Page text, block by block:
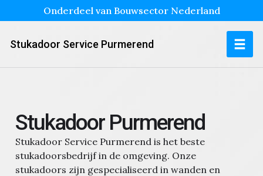
Onderdeel van Bouwsector Nederland
Stukadoor Service Purmerend
Stukadoor Purmerend
Stukadoor Service Purmerend is het beste
stukadoorsbedrijf in de omgeving. Onze
stukadoors zijn gespecialiseerd in wanden en